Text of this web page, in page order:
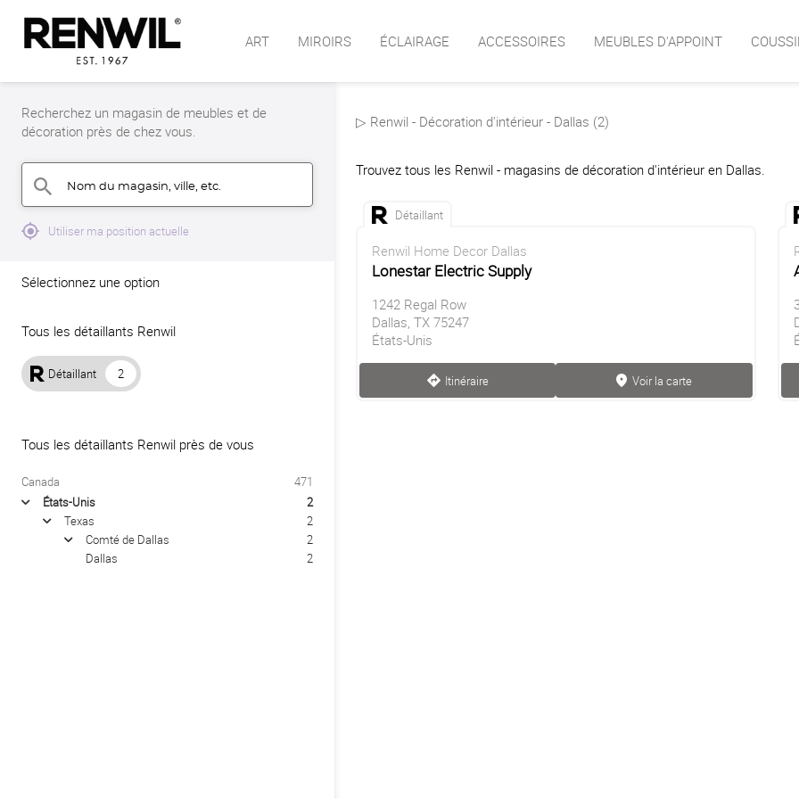
ART MIROIRS ÉCLAIRAGE ACCESSOIRES MEUBLES D'APPOINT
Recherchez un magasin de meubles et de
décoration près de chez vous.
search Nom du magasin, ville, etc.
mylocation Utiliser ma position actuelle
Sélectionnez une option
Tous les détaillants Renwil
2
Détaillant
Tous les détaillants Renwil près de vous
Canada 471
arrow États-Unis 2
arrow Texas 2
arrow Comté de Dallas
2
Dallas
2
▷ Renwil - Décoration d'intérieur - Dallas (2)
Trouvez tous les Renwil - magasins de décoration d'intérieur en Dallas.
Détaillant
Renwil Home Decor Dallas
Lonestar Electric Supply
1242 Regal Row
Dallas, TX 75247
États-Unis
direction Itinéraire marker Voir la carte